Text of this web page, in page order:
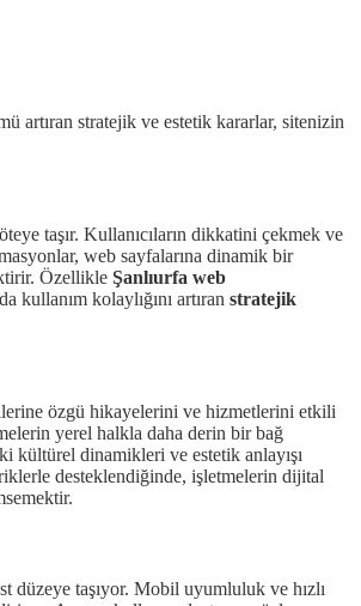
artıran stratejik ve estetik kararlar, sitenizin
taşır. Kullanıcıların dikkatini çekmek ve
web sayfalarına dinamik bir
Özellikle Şanlıurfa web
kolaylığını artıran stratejik
özgü hikayelerini ve hizmetlerini etkili
yerel halkla daha derin bir bağ
kültürel dinamikleri ve estetik anlayışı
desteklendiğinde, işletmelerin dijital
düzeye taşıyor. Mobil uyumluluk ve hızlı